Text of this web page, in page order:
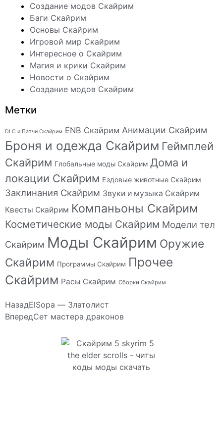
Создание модов Скайрим
Баги Скайрим
Основы Скайрим
Игровой мир Скайрим
Интересное о Скайрим
Магия и крики Скайрим
Новости о Скайрим
Создание модов Скайрим
Метки
DLC и Патчи Скайрим ENB Скайрим Анимации Скайрим
Броня и одежда Скайрим Геймплей
Скайрим Глобальные моды Скайрим Дома и
локации Скайрим Ездовые животные Скайрим
Заклинания Скайрим Звуки и музыка Скайрим
Квесты Скайрим Компаньоны Скайрим
Косметические моды Скайрим Модели тел
Скайрим Моды Скайрим Оружие
Скайрим Программы Скайрим Прочее
Скайрим Расы Скайрим Сборки Скайрим
НазадElSopa — Златолист
ВпередСет мастера драконов